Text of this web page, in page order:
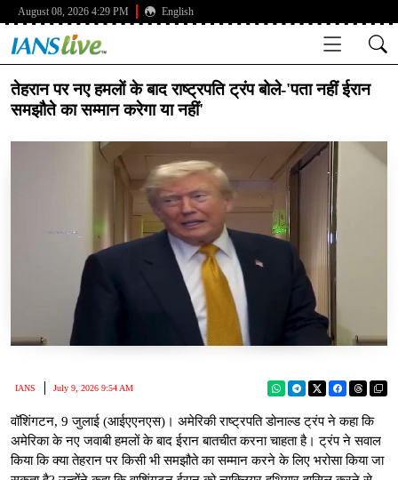
August 08, 2026 4:29 PM English
तेहरान पर नए हमलों के बाद राष्ट्रपति ट्रंप बोले-'पता नहीं ईरान
समझौते का सम्मान करेगा या नहीं'
IANS July 9, 2026 9:54 AM
वॉशिंगटन, 9 जुलाई (आईएएनएस)। अमेरिकी राष्ट्रपति डोनाल्ड ट्रंप ने कहा कि
अमेरिका के नए जवाबी हमलों के बाद ईरान बातचीत करना चाहता है। ट्रंप ने सवाल
किया कि क्या तेहरान पर किसी भी समझौते का सम्मान करने के लिए भरोसा किया जा